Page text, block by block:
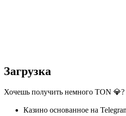
Загрузка
Хочешь получить немного TON 💎?
Казино основанное на